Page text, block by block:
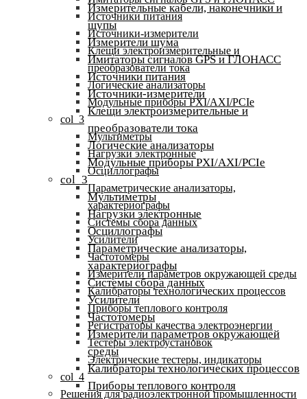
Источники питания
Источники-измерители
Клещи электроизмерительные и
преобразователи тока
Логические анализаторы
Модульные приборы PXI/AXI/PCIe
col_3
Мультиметры
Нагрузки электронные
Осциллографы
Параметрические анализаторы,
характериографы
Системы сбора данных
Усилители
Частотомеры
Измерители параметров окружающей среды
Калибраторы технологических процессов
Приборы теплового контроля
Регистраторы качества электроэнергии
Тестеры электроустановок
Электрические тестеры, индикаторы
col_4
Решения для радиоэлектронной промышленности
Измерительные кабели, наконечники и
щупы
Измерители шума
Имитаторы сигналов GPS и ГЛОНАСС
Источники питания
Источники-измерители
Клещи электроизмерительные и
преобразователи тока
Логические анализаторы
Модульные приборы PXI/AXI/PCIe
col_3
Мультиметры
Нагрузки электронные
Осциллографы
Параметрические анализаторы,
характериографы
Системы сбора данных
Усилители
Частотомеры
Измерители параметров окружающей
среды
Калибраторы технологических процессов
Приборы теплового контроля